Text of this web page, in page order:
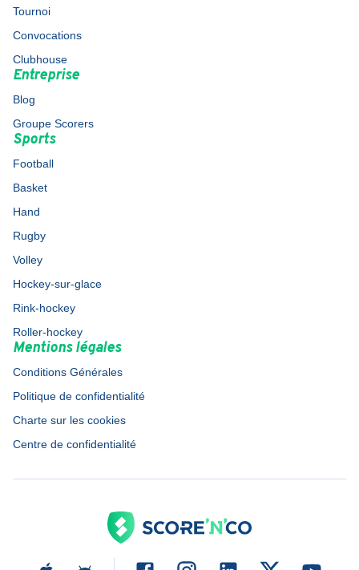
Tournoi
Convocations
Clubhouse
Entreprise
Blog
Groupe Scorers
Sports
Football
Basket
Hand
Rugby
Volley
Hockey-sur-glace
Rink-hockey
Roller-hockey
Mentions légales
Conditions Générales
Politique de confidentialité
Charte sur les cookies
Centre de confidentialité